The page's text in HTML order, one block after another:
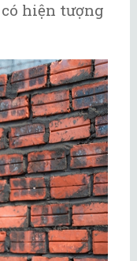
hiện tượng